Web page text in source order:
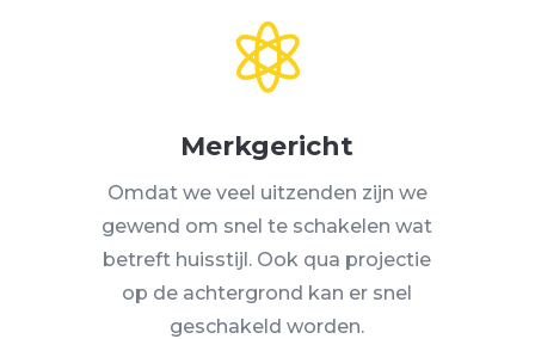

Merkgericht
Omdat we veel uitzenden zijn we
gewend om snel te schakelen wat
betreft huisstijl. Ook qua projectie
op de achtergrond kan er snel
geschakeld worden.